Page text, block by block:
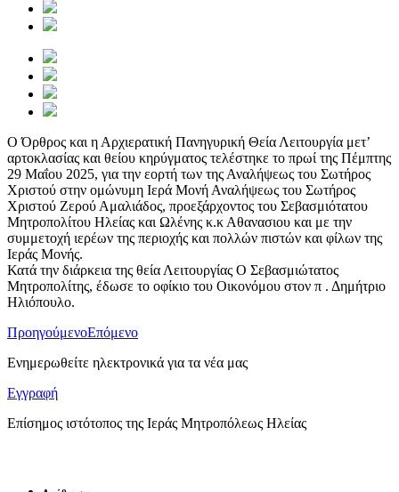
Ο Όρθρος και η Αρχιερατική Πανηγυρική Θεία Λειτουργία μετ’
αρτοκλασίας και θείου κηρύγματος τελέστηκε το πρωί της Πέμπτης
29 Μαΐου 2025, για την εορτή των της Αναλήψεως του Σωτήρος
Χριστού στην ομώνυμη Ιερά Μονή Αναλήψεως του Σωτήρος
Χριστού Ζερού Αμαλιάδος, προεξάρχοντος του Σεβασμιότατου
Μητροπολίτου Ηλείας και Ωλένης κ.κ Αθανασιου και με την
συμμετοχή ιερέων της περιοχής και πολλών πιστών και φίλων της
Ιεράς Μονής.
Κατά την διάρκεια της θεία Λειτουργίας Ο Σεβασμιώτατος
Μητροπολίτης, έδωσε το οφίκιο του Οικονόμου στον π . Δημήτριο
Ηλιόπουλο.
ΠροηγούμενοΕπόμενο
Ενημερωθείτε ηλεκτρονικά για τα νέα μας
Εγγραφή
Επίσημος ιστότοπος της Ιεράς Μητροπόλεως Ηλείας